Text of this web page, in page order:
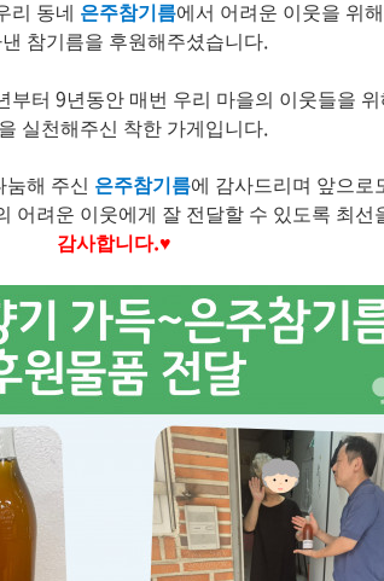
리 동네 은주참기름에서 어려운 이웃을 위해
참기름을 후원해주셨습니다.
부터 9년동안 매번 우리 마을의 이웃들을 위
실천해주신 착한 가게입니다.
눔해 주신 은주참기름에 감사드리며 앞으로
어려운 이웃에게 잘 전달할 수 있도록 최선
감사합니다.♥